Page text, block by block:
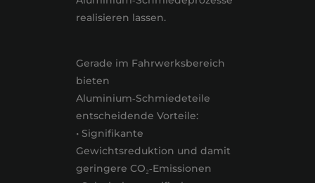
realisieren lassen.
Gerade im Fahrwerksbereich
bieten
Aluminium‑Schmiedeteile
entscheidende Vorteile:
• Signifikante
Gewichtsreduktion und damit
geringere CO₂‑Emissionen